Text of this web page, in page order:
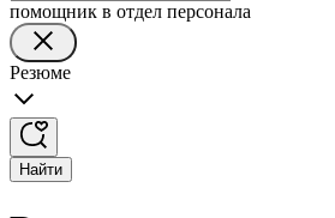
помощник в отдел персонала
Резюме
Найти